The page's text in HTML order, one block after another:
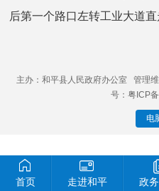
后第一个路口左转工业大道直
主办：和平县人民政府办公室 管理
号：粤ICP
电
首页 走进和平 政